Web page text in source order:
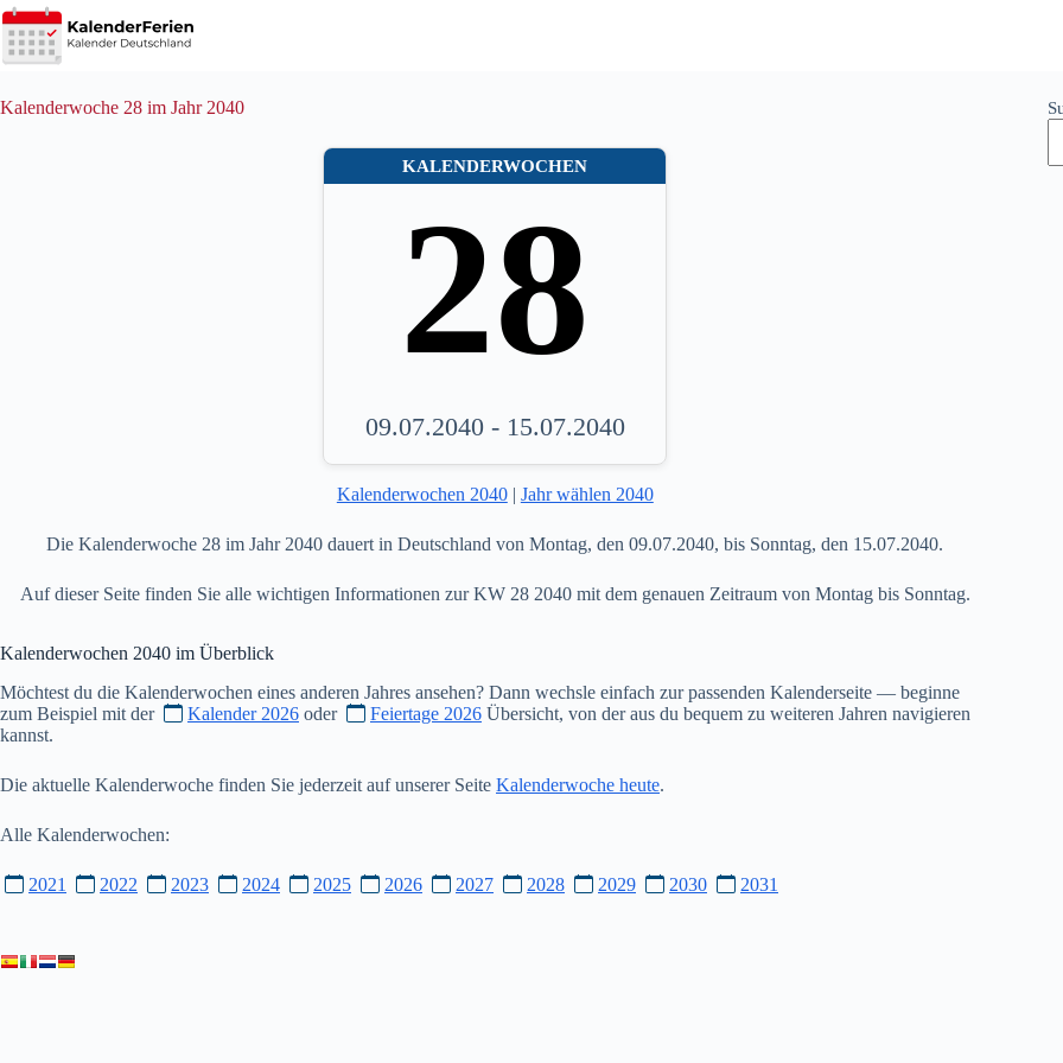
Zum
Inhalt
springen
Kalenderwoche 28 im Jahr 2040
KALENDERWOCHEN
28
09.07.2040 - 15.07.2040
Kalenderwochen 2040| Jahr wählen 2040
Die Kalenderwoche 28 im Jahr 2040 dauert in Deutschland von Montag, den 09.07.2040, bis Sonntag, den 15.07.2040.
Auf dieser Seite finden Sie alle wichtigen Informationen zur KW 28 2040 mit dem genauen Zeitraum von Montag bis Sonntag.
Kalenderwochen 2040 im Überblick
Möchtest du die Kalenderwochen eines anderen Jahres ansehen? Dann wechsle einfach zur passenden Kalenderseite — beginne
zum Beispiel mit der
Kalender 2026 oder Feiertage 2026 Übersicht, von der aus du bequem zu weiteren Jahren navigieren
kannst.
Die aktuelle Kalenderwoche finden Sie jederzeit auf unserer Seite Kalenderwoche heute.
Alle Kalenderwochen:
2021 2022 2023 2024 2025 2026 2027 2028 2029 2030 2031